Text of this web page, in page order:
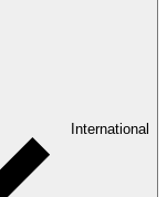
International